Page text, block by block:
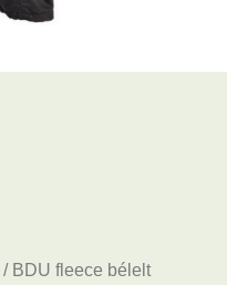
/ BDU fleece bélelt